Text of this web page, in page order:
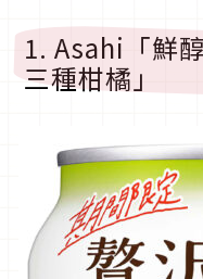
1. Asahi「鮮
三種柑橘」